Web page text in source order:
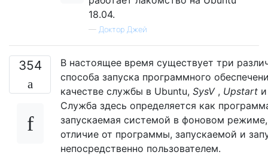
18.04.
— Доктор Джей
354
В настоящее время существует три
способа запуска программного
качестве службы в Ubuntu, SysV, Upstart
Служба здесь определяется как
запускаемая системой в фоновом
отличие от программы, запускаемой и
непосредственно пользователем.